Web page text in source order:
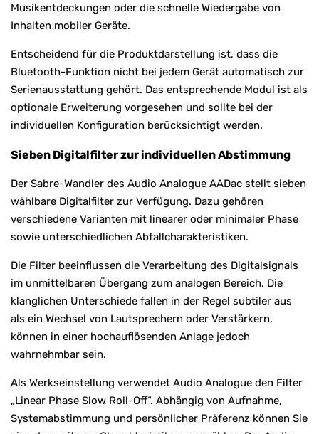
Musikentdeckungen oder die schnelle Wiedergabe von
Inhalten mobiler Geräte.
Entscheidend für die Produktdarstellung ist, dass die
Bluetooth-Funktion nicht bei jedem Gerät automatisch zur
Serienausstattung gehört. Das entsprechende Modul ist als
optionale Erweiterung vorgesehen und sollte bei der
individuellen Konfiguration berücksichtigt werden.
Sieben Digitalfilter zur individuellen Abstimmung
Der Sabre-Wandler des Audio Analogue AADac stellt sieben
wählbare Digitalfilter zur Verfügung. Dazu gehören
verschiedene Varianten mit linearer oder minimaler Phase
sowie unterschiedlichen Abfallcharakteristiken.
Die Filter beeinflussen die Verarbeitung des Digitalsignals
im unmittelbaren Übergang zum analogen Bereich. Die
klanglichen Unterschiede fallen in der Regel subtiler aus
als ein Wechsel von Lautsprechern oder Verstärkern,
können in einer hochauflösenden Anlage jedoch
wahrnehmbar sein.
Als Werkseinstellung verwendet Audio Analogue den Filter
„Linear Phase Slow Roll-Off“. Abhängig von Aufnahme,
Systemabstimmung und persönlicher Präferenz können Sie